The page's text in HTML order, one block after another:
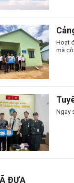
Hoạt
mà
Ngay
ĐƯA